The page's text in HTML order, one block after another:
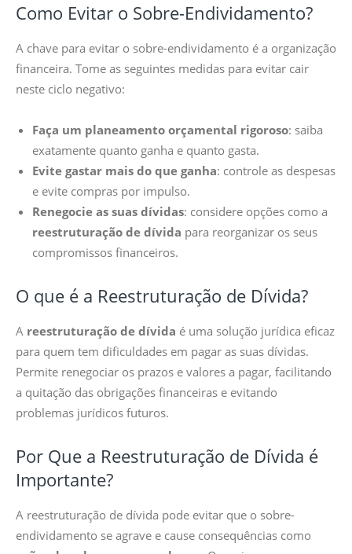
Como Evitar o Sobre-Endividamento?
A chave para evitar o sobre-endividamento é a organização
financeira. Tome as seguintes medidas para evitar cair
neste ciclo negativo:
Faça um planeamento orçamental rigoroso: saiba
exatamente quanto ganha e quanto gasta.
Evite gastar mais do que ganha: controle as despesas
e evite compras por impulso.
Renegocie as suas dívidas: considere opções como a
reestruturação de dívida para reorganizar os seus
compromissos financeiros.
O que é a Reestruturação de Dívida?
A reestruturação de dívida é uma solução jurídica eficaz
para quem tem dificuldades em pagar as suas dívidas.
Permite renegociar os prazos e valores a pagar, facilitando
a quitação das obrigações financeiras e evitando
problemas jurídicos futuros.
Por Que a Reestruturação de Dívida é
Importante?
A reestruturação de dívida pode evitar que o sobre-
endividamento se agrave e cause consequências como